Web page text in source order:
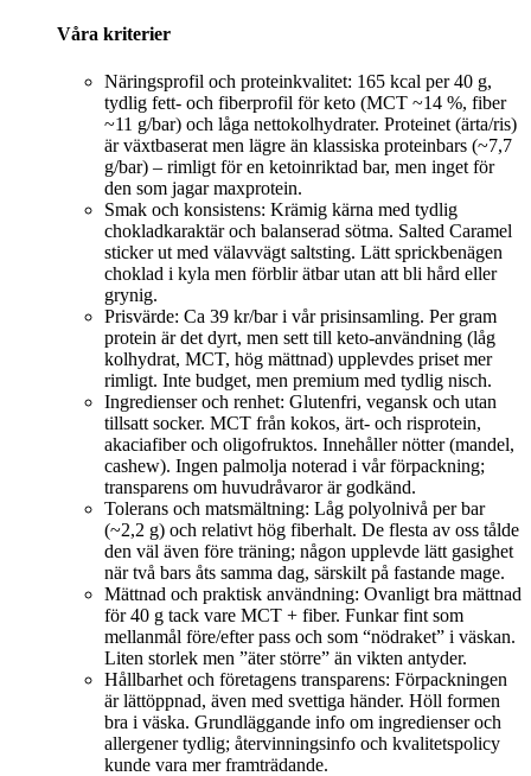
Våra kriterier
Näringsprofil och proteinkvalitet: 165 kcal per 40 g,
tydlig fett- och fiberprofil för keto (MCT ~14 %, fiber
~11 g/bar) och låga nettokolhydrater. Proteinet (ärta/ris)
är växtbaserat men lägre än klassiska proteinbars (~7,7
g/bar) – rimligt för en ketoinriktad bar, men inget för
den som jagar maxprotein.
Smak och konsistens: Krämig kärna med tydlig
chokladkaraktär och balanserad sötma. Salted Caramel
sticker ut med välavvägt saltsting. Lätt sprickbenägen
choklad i kyla men förblir ätbar utan att bli hård eller
grynig.
Prisvärde: Ca 39 kr/bar i vår prisinsamling. Per gram
protein är det dyrt, men sett till keto‑användning (låg
kolhydrat, MCT, hög mättnad) upplevdes priset mer
rimligt. Inte budget, men premium med tydlig nisch.
Ingredienser och renhet: Glutenfri, vegansk och utan
tillsatt socker. MCT från kokos, ärt- och risprotein,
akaciafiber och oligofruktos. Innehåller nötter (mandel,
cashew). Ingen palmolja noterad i vår förpackning;
transparens om huvudråvaror är godkänd.
Tolerans och matsmältning: Låg polyolnivå per bar
(~2,2 g) och relativt hög fiberhalt. De flesta av oss tålde
den väl även före träning; någon upplevde lätt gasighet
när två bars åts samma dag, särskilt på fastande mage.
Mättnad och praktisk användning: Ovanligt bra mättnad
för 40 g tack vare MCT + fiber. Funkar fint som
mellanmål före/efter pass och som “nödraket” i väskan.
Liten storlek men ”äter större” än vikten antyder.
Hållbarhet och företagens transparens: Förpackningen
är lättöppnad, även med svettiga händer. Höll formen
bra i väska. Grundläggande info om ingredienser och
allergener tydlig; återvinningsinfo och kvalitetspolicy
kunde vara mer framträdande.